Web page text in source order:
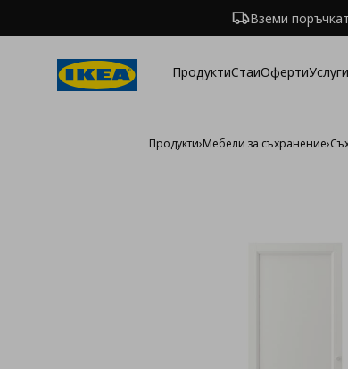
Вземи
ПродуктиСтаиОфертиУслуги
Продукти›Мебели за съхранение›